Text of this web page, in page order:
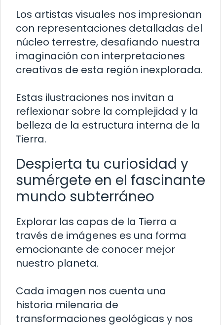
Los artistas visuales nos impresionan
con representaciones detalladas del
núcleo terrestre, desafiando nuestra
imaginación con interpretaciones
creativas de esta región inexplorada.
Estas ilustraciones nos invitan a
reflexionar sobre la complejidad y la
belleza de la estructura interna de la
Tierra.
Despierta tu curiosidad y
sumérgete en el fascinante
mundo subterráneo
Explorar las capas de la Tierra a
través de imágenes es una forma
emocionante de conocer mejor
nuestro planeta.
Cada imagen nos cuenta una
historia milenaria de
transformaciones geológicas y nos